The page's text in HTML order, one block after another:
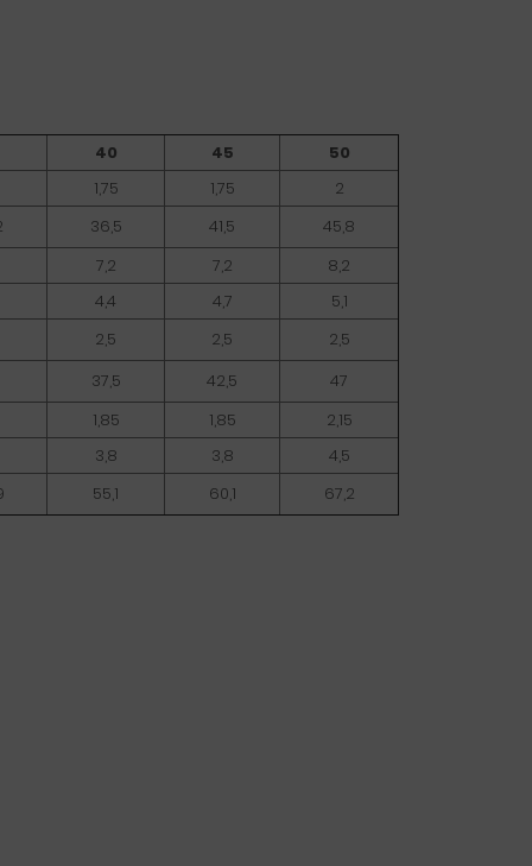
40 45
50
1,75 1,75
2
36,5 41,5
45,8
7,2 7,2
8,2
4,4 4,7
5,1
2,5 2,5
2,5
37,5 42,5
47
1,85 1,85
2,15
3,8 3,8
4,5
55,1 60,1
67,2